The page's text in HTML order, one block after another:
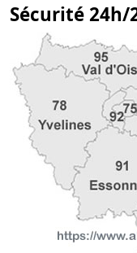
Sécurité 24h/